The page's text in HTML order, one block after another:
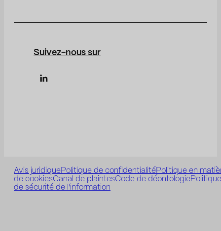
Suivez-nous sur
Avis juridiquePolitique de confidentialitéPolitique en
de cookiesCanal de plaintesCode de déontologiePolitique
de sécurité de l'information